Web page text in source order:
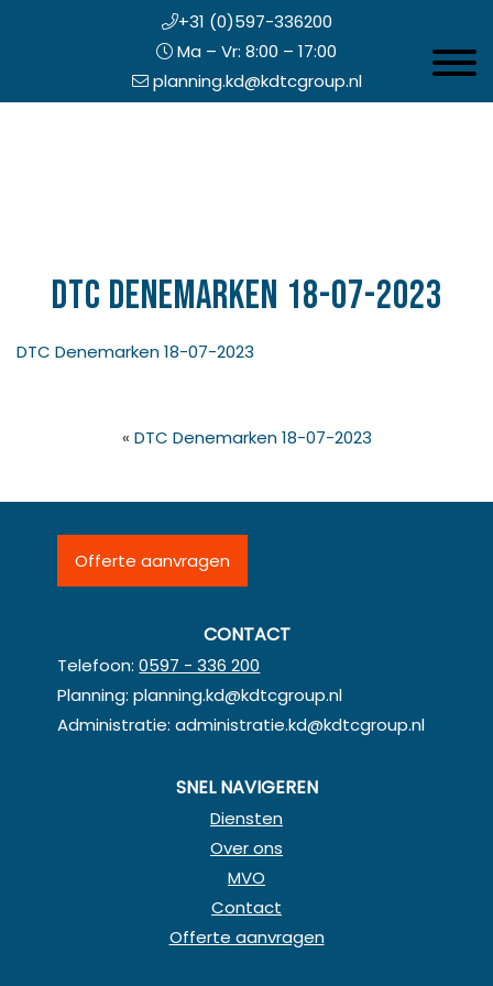
+31 (0)597-336200
Ma – Vr: 8:00 – 17:00
planning.kd@kdtcgroup.nl
DTC Denemarken 18-07-2023
DTC Denemarken 18-07-2023
« DTC Denemarken 18-07-2023
Offerte aanvragen
CONTACT
Telefoon:0597 - 336 200
Planning:planning.kd@kdtcgroup.nl
Administratie:administratie.kd@kdtcgroup.nl
SNEL NAVIGEREN
Diensten
Over ons
MVO
Contact
Offerte aanvragen